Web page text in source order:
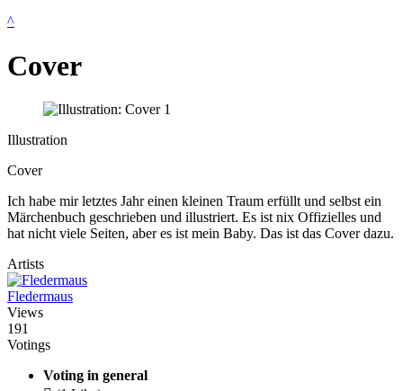
^
Cover
Illustration
Cover
Ich habe mir letztes Jahr einen kleinen Traum erfüllt und selbst ein
Märchenbuch geschrieben und illustriert. Es ist nix Offizielles und
hat nicht viele Seiten, aber es ist mein Baby. Das ist das Cover dazu.
Artists
Fledermaus
Views
191
Votings
Voting in general